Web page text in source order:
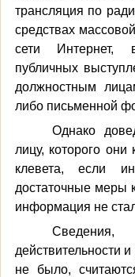
трансляция по
средствах
сети Интернет,
публичных
должностным
либо письменной
Однако
лицу, которого они
клевета, если
достаточные меры
информация не
Сведения,
действительности
не было,